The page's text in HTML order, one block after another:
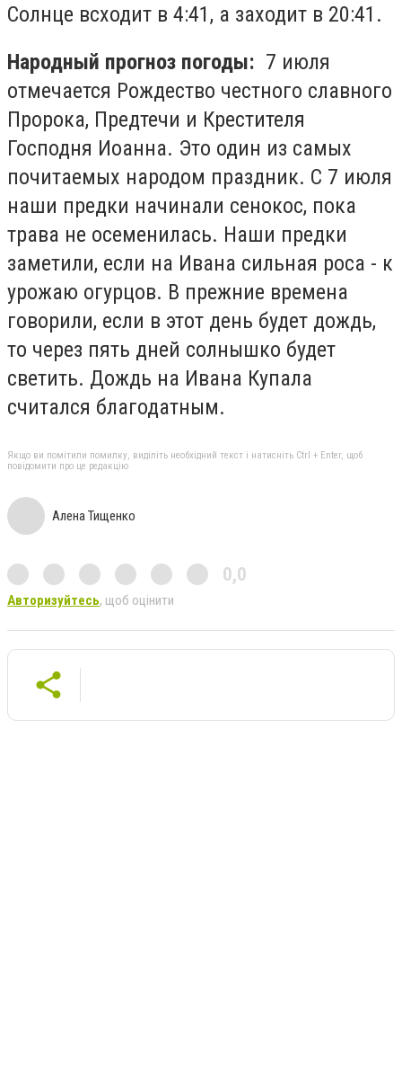
Солнце всходит в 4:41, а заходит в 20:41.
Народный прогноз погоды: 7 июля
отмечается Рождество честного славного
Пророка, Предтечи и Крестителя
Господня Иоанна. Это один из самых
почитаемых народом праздник. С 7 июля
наши предки начинали сенокос, пока
трава не осеменилась. Наши предки
заметили, если на Ивана сильная роса - к
урожаю огурцов. В прежние времена
говорили, если в этот день будет дождь,
то через пять дней солнышко будет
светить. Дождь на Ивана Купала
считался благодатным.
Якщо ви помітили помилку, виділіть необхідний текст і натисніть Ctrl + Enter, щоб
повідомити про це редакцію
Алена Тищенко
0,0
Авторизуйтесь, щоб оцінити